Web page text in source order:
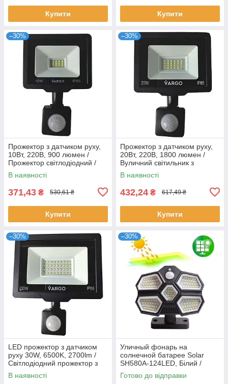
Купити Купити
–30%
Прожектор з датчиком руху,
10Вт, 220В, 900 люмен /
Прожектор світлодіодний /
Вуличний світильник з
датчиком руху
В наявності
371,43 ₴ 530,61 ₴
Купити
–30%
Прожектор з датчиком руху,
20Вт, 220В, 1800 люмен /
Вуличний світильник з
датчиком руху / Прожектор
світлодіодний
В наявності
432,24 ₴ 617,49 ₴
Купити
–30%
LED прожектор з датчиком
руху 30W, 6500K, 2700lm /
Світлодіодний прожектор з
датчиком руху / Прожектор
на вулицю
В наявності
–30%
Уличный фонарь на
солнечной батарее Solar
SH580A-124LED, Білий /
Светильник с датчиком
движения
Готово до відправки